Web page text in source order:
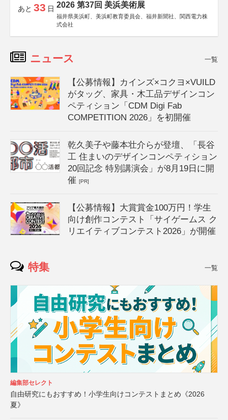
あと 33 日 2026 第37回 美浜美術展
福井県美浜町、美浜町教育委員会、福井新聞社、関西電力株
式会社
ニュース 一覧
【公募情報】カインズ×コクヨ×VUILD
がタッグ、家具・木工品デザインコン
ペティション「CDM Digi Fab
COMPETITION 2026」を初開催
乾久美子や藤本壮介らが登壇、「長谷
工 住まいのデザインコンペティション
20回記念 特別講演会」が8月19日に開
催[PR]
【公募情報】大賞賞金100万円！学生
向け創作コンテスト「サイゲームス ク
リエイティブコンテスト2026」が開催
特集 一覧
編集部セレクト
自由研究にもおすすめ！小学生向けコンテストまとめ《2026
夏》